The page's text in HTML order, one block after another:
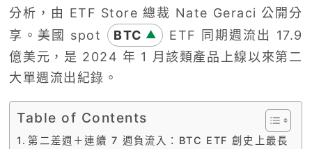
分析，由 ETF Store 總裁 Nate Geraci 公開分
享。美國 spot
BTC ▲
ETF 同期週流出 17.9
億美元，是 2024 年 1 月該類產品上線以來第二
大單週流出紀錄。
Table of Contents
第二差週＋連續 7 週負流入：BTC ETF 創史上最長